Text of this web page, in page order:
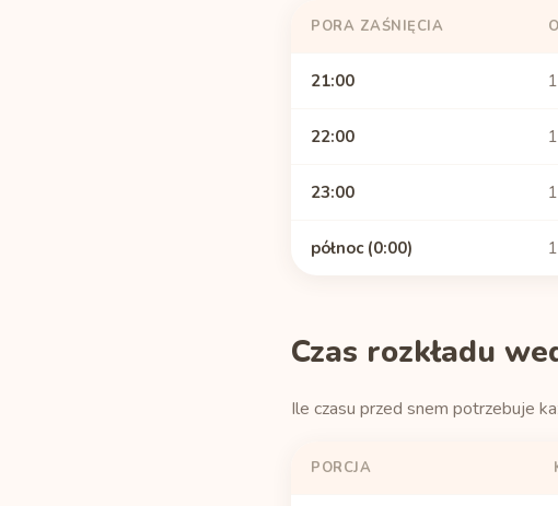
PORA ZAŚNIĘCIA
21:00
22:00
23:00
północ (0:00)
Czas rozkładu
Ile czasu przed snem potrzebuje
PORCJA